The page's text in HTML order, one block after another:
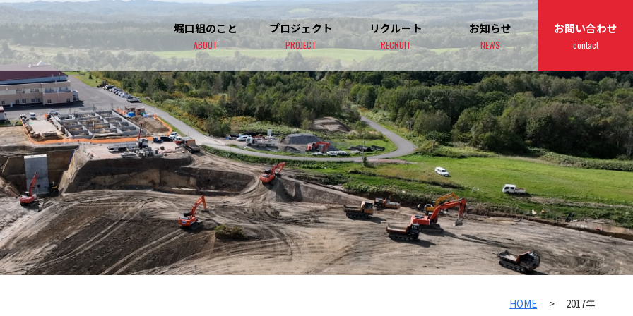
堀口組のこと
ABOUT
プロジェクト
PROJECT
リクルート
RECRUIT
お知らせ
NEWS
お問い合わせ
contact
HOME > 2017年